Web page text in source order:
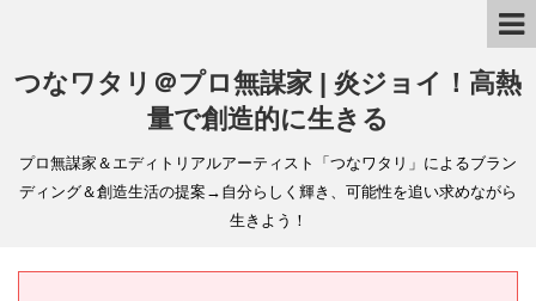
つなワタリ＠プロ無謀家 | 炎ジョイ！高熱
量で創造的に生きる
プロ無謀家＆エディトリアルアーティスト「つなワタリ」によるブラン
ディング＆創造生活の提案→自分らしく輝き、可能性を追い求めながら
生きよう！